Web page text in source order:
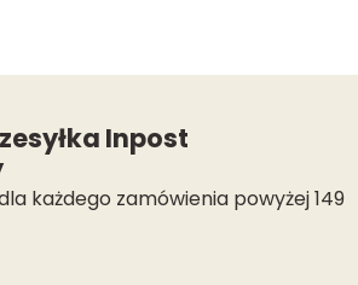
Inpost
każdego zamówienia powyżej 149